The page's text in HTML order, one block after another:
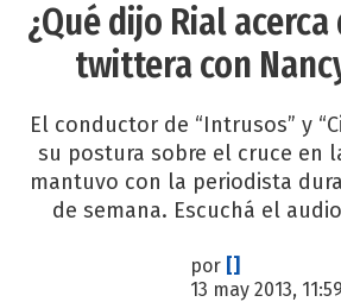
¿Qué dijo Rial
twittera con
El conductor de “Intrusos” y
su postura sobre el cruce en
mantuvo con la periodista
de semana. Escuchá el
por []
13 may 2013, 11:59